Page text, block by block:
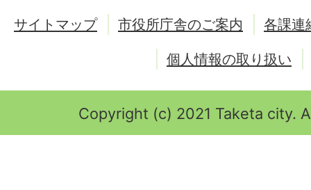
サイトマップ 市役所庁舎のご案内
各課連
個人情報の取り扱い
Copyright (c) 2021 Taketa city.